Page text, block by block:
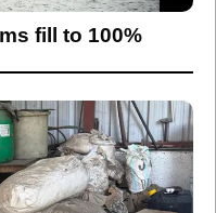
fill to 100%